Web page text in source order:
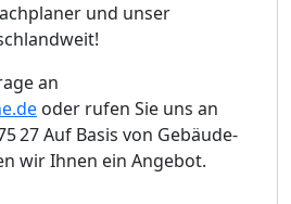
und unser
an
oder rufen Sie uns an
27Auf Basis von Gebäude-
wir Ihnen ein Angebot.